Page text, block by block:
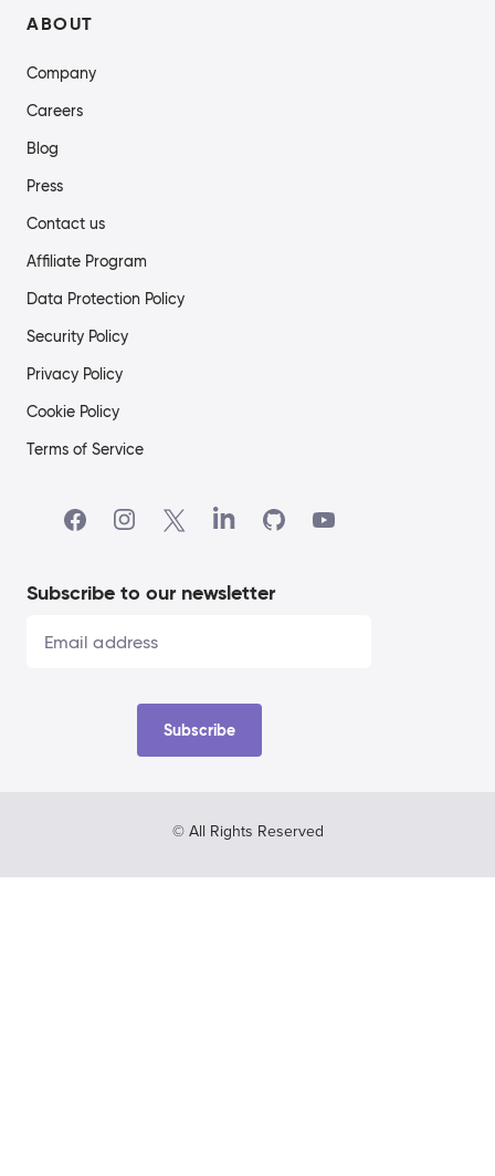
ABOUT
Company
Careers
Blog
Press
Contact us
Affiliate Program
Data Protection Policy
Security Policy
Privacy Policy
Cookie Policy
Terms of Service
Subscribe to our newsletter
Subscribe
© All Rights Reserved